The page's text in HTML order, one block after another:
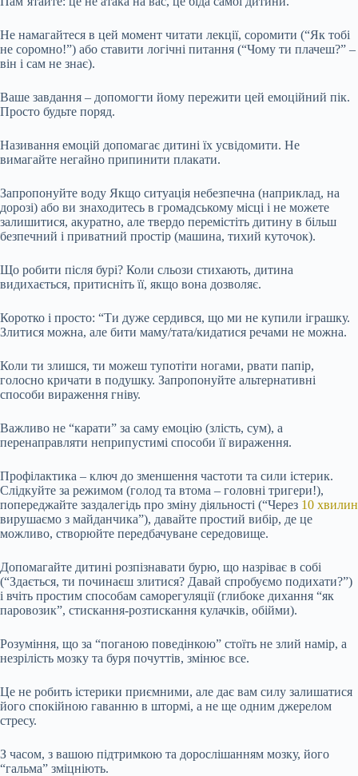
Не намагайтеся в цей момент читати лекції, соромити (“Як тобі
не соромно!”) або ставити логічні питання (“Чому ти плачеш?” –
він і сам не знає).
Ваше завдання – допомогти йому пережити цей емоційний пік.
Просто будьте поряд.
Називання емоцій допомагає дитині їх усвідомити. Не
вимагайте негайно припинити плакати.
Запропонуйте воду Якщо ситуація небезпечна (наприклад, на
дорозі) або ви знаходитесь в громадському місці і не можете
залишитися, акуратно, але твердо перемістіть дитину в більш
безпечний і приватний простір (машина, тихий куточок).
Що робити після бурі? Коли сльози стихають, дитина
видихається, притисніть її, якщо вона дозволяє.
Коротко і просто: “Ти дуже сердився, що ми не купили іграшку.
Злитися можна, але бити маму/тата/кидатися речами не можна.
Коли ти злишся, ти можеш тупотіти ногами, рвати папір,
голосно кричати в подушку. Запропонуйте альтернативні
способи вираження гніву.
Важливо не “карати” за саму емоцію (злість, сум), а
перенаправляти неприпустимі способи її вираження.
Профілактика – ключ до зменшення частоти та сили істерик.
Слідкуйте за режимом (голод та втома – головні тригери!),
попереджайте заздалегідь про зміну діяльності (“Через 10 хвилин
вирушаємо з майданчика”), давайте простий вибір, де це
можливо, створюйте передбачуване середовище.
Допомагайте дитині розпізнавати бурю, що назріває в собі
(“Здається, ти починаєш злитися? Давай спробуємо подихати?”)
і вчіть простим способам саморегуляції (глибоке дихання “як
паровозик”, стискання-розтискання кулачків, обійми).
Розуміння, що за “поганою поведінкою” стоїть не злий намір, а
незрілість мозку та буря почуттів, змінює все.
Це не робить істерики приємними, але дає вам силу залишатися
його спокійною гаванню в штормі, а не ще одним джерелом
стресу.
З часом, з вашою підтримкою та дорослішанням мозку, його
“гальма” зміцніють.